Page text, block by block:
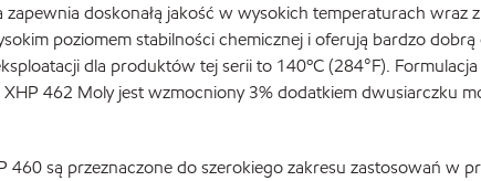
doskonałą jakość w wysokich temperaturach wraz
poziomem stabilności chemicznej i oferują bardzo
dla produktów tej serii to 140ºC (284°F).
XHP 462 Moly jest wzmocniony 3% dodatkiem dwusiarczku
460 są przeznaczone do szerokiego zakresu zastosowań w